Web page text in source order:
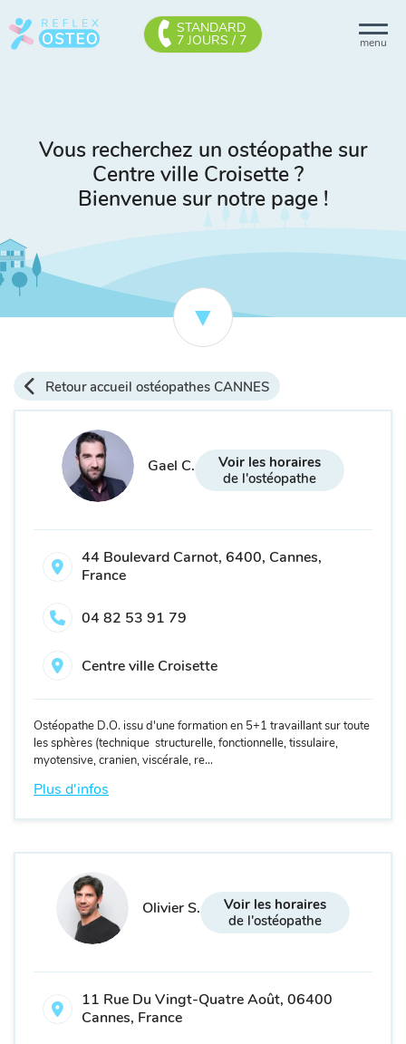
menu
STANDARD
7 JOURS / 7
Vous recherchez un ostéopathe sur
Centre ville Croisette ?
Bienvenue sur notre page !
Retour accueil ostéopathes CANNES
Gael C.
Voir les horaires
de l'ostéopathe
44 Boulevard Carnot, 6400, Cannes,
France
04 82 53 91 79
Centre ville Croisette
Ostéopathe D.O. issu d'une formation en 5+1 travaillant sur toute
les sphères (technique structurelle, fonctionnelle, tissulaire,
myotensive, cranien, viscérale, re...
Plus d'infos
Olivier S.
Voir les horaires
de l'ostéopathe
11 Rue Du Vingt-Quatre Août, 06400
Cannes, France